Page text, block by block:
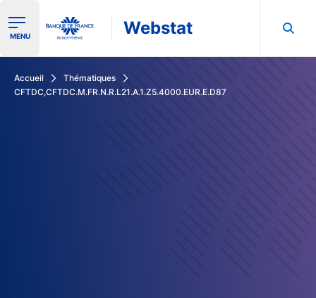
Ouvrir le menu de navigation
MENU Webstat
Accueil
Thématiques
CFTDC,CFTDC.M.FR.N.R.L21.A.1.Z5.4000.EUR.E.D87